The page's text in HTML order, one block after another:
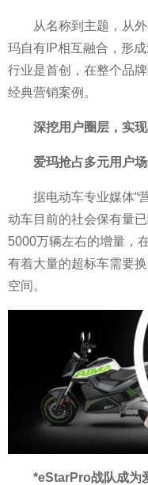
从名称到主题，从
玛自有IP相互融合，形
行业是首创，在整个品
经典营销案例。
深挖用户圈层，实
爱玛抢占多元用户
据电动车专业媒体“
动车目前的社会保有量
5000万辆左右的增量，
有着大量的超标车需要
空间。
*eStarPro战队成为